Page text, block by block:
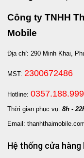
Công ty TNHH
Mobile
Địa chỉ: 290 Minh Khai,
MST: 2300672486
Hotline: 0357.188.999
Thời gian phục vụ: 8h -
Email:
Hệ thống cửa